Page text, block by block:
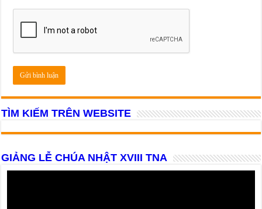
TÌM KIẾM TRÊN WEBSITE
GIẢNG LỄ CHÚA NHẬT XVIII TNA